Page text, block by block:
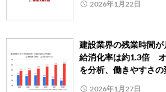
2026年1月22日
建設業界の残業時間
給消化率は約1.3倍
を分析、働きやすさ
2026年1月27日